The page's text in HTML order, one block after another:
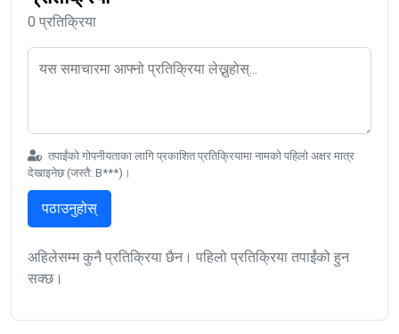
0 प्रतिक्रिया
तपाईंको गोपनीयताका लागि प्रकाशित प्रतिक्रियामा नामको पहिलो अक्षर मात्र
देखाइनेछ (जस्तै: B***)।
पठाउनुहोस्
अहिलेसम्म कुनै प्रतिक्रिया छैन। पहिलो प्रतिक्रिया तपाईंको हुन
सक्छ।